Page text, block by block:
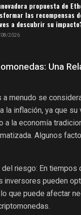
propuesta de
las recompensas
a descubrir su
2026
Una
a menudo se
la inflación, ya que su
a la economía
Algunos
riesgo: En tiempos
inversores pueden
que puede afectar